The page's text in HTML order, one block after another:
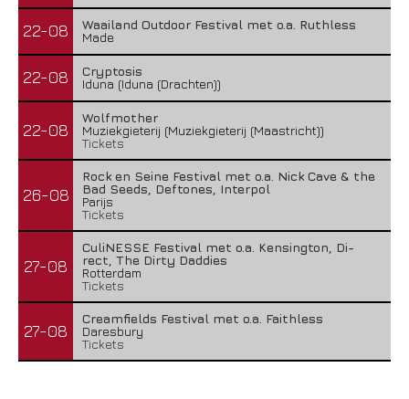
22-08
Waailand Outdoor Festival met o.a. Ruthless
Made
22-08
Cryptosis
Iduna (Iduna (Drachten))
22-08
Wolfmother
Muziekgieterij (Muziekgieterij (Maastricht))
Tickets
26-08
Rock en Seine Festival met o.a. Nick Cave & the
Bad Seeds, Deftones, Interpol
Parijs
Tickets
27-08
CuliNESSE Festival met o.a. Kensington, Di-
rect, The Dirty Daddies
Rotterdam
Tickets
27-08
Creamfields Festival met o.a. Faithless
Daresbury
Tickets